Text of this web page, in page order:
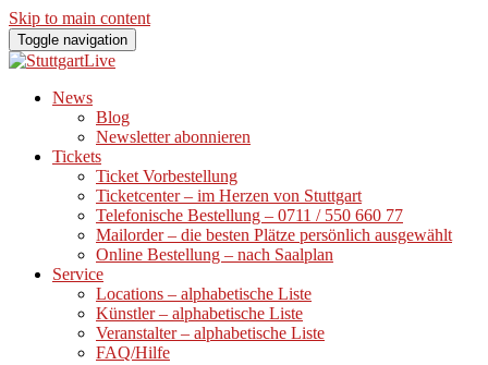
Skip to main content
Toggle navigation
News
Blog
Newsletter abonnieren
Tickets
Ticket Vorbestellung
Ticketcenter – im Herzen von Stuttgart
Telefonische Bestellung – 0711 / 550 660 77
Mailorder – die besten Plätze persönlich ausgewählt
Online Bestellung – nach Saalplan
Service
Locations – alphabetische Liste
Künstler – alphabetische Liste
Veranstalter – alphabetische Liste
FAQ/Hilfe